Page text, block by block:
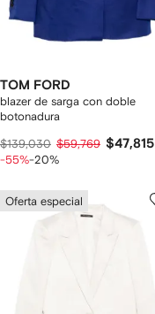
TOM FORD
blazer de sarga con doble
botonadura
$139,030 $59,769 $47,815
-55%-20%
Oferta especial